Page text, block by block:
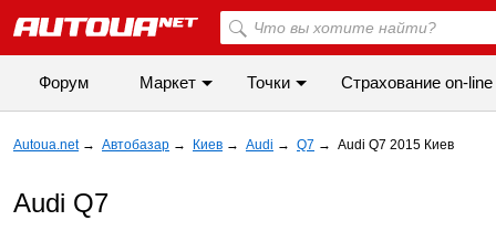
Форум Маркет Точки Cтрахование on-line
Autoua.net → Автобазар → Киев → Audi → Q7 → Audi Q7 2015 Киев
Audi Q7